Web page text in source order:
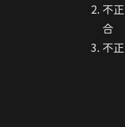
不
合
不